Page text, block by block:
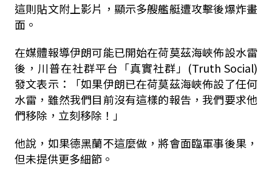
這則貼文附上影片，顯示多艘艦艇遭攻擊後爆炸畫
面。
在媒體報導伊朗可能已開始在荷莫茲海峽佈設水雷
後，川普在社群平台「真實社群」(Truth Social)
發文表示：「如果伊朗已在荷莫茲海峽佈設了任何
水雷，雖然我們目前沒有這樣的報告，我們要求他
們移除，立刻移除！」
他說，如果德黑蘭不這麼做，將會面臨軍事後果，
但未提供更多細節。